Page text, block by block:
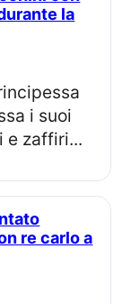
la
i suoi
e zaffiri...
re carlo a